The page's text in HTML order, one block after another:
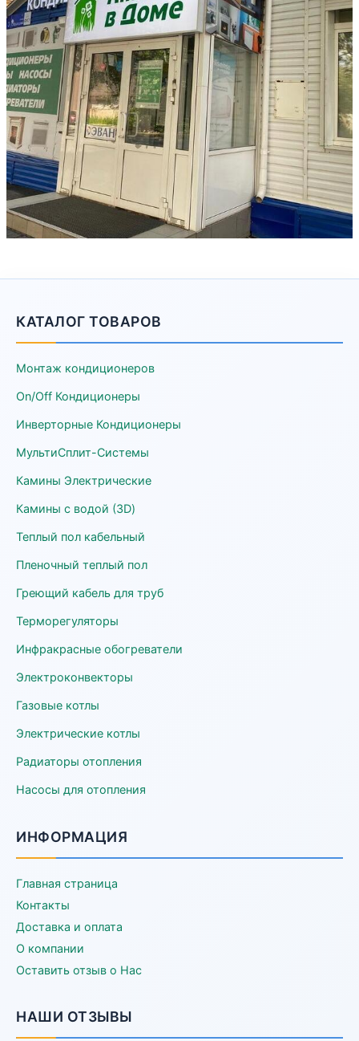
КАТАЛОГ ТОВАРОВ
Монтаж кондиционеров
On/Off Кондиционеры
Инверторные Кондиционеры
МультиСплит-Системы
Камины Электрические
Камины с водой (3D)
Теплый пол кабельный
Пленочный теплый пол
Греющий кабель для труб
Терморегуляторы
Инфракрасные обогреватели
Электроконвекторы
Газовые котлы
Электрические котлы
Радиаторы отопления
Насосы для отопления
ИНФОРМАЦИЯ
Главная страница
Контакты
Доставка и оплата
О компании
Оставить отзыв о Нас
НАШИ ОТЗЫВЫ